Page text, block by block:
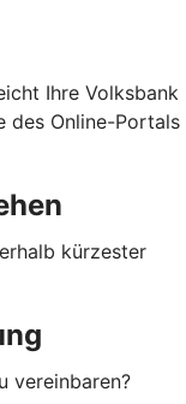
Ihre Volksbank
des Online-Portals
kürzester
vereinbaren?